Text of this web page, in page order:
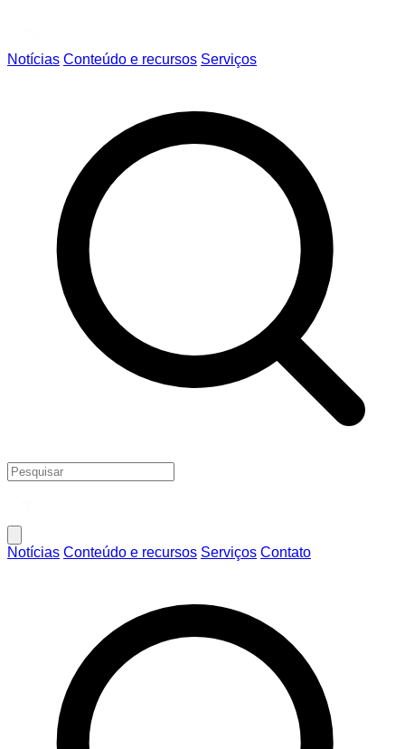
Notícias Conteúdo e recursos Serviços
Notícias Conteúdo e recursos Serviços Contato